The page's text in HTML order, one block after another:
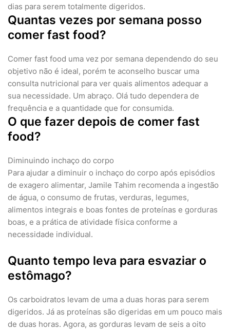
dias para serem totalmente digeridos.
Quantas vezes por semana posso
comer fast food?
Comer fast food uma vez por semana dependendo do seu
objetivo não é ideal, porém te aconselho buscar uma
consulta nutricional para ver quais alimentos adequar a
sua necessidade. Um abraço. Olá tudo dependera de
frequência e a quantidade que for consumida.
O que fazer depois de comer fast
food?
Diminuindo inchaço do corpo
Para ajudar a diminuir o inchaço do corpo após episódios
de exagero alimentar, Jamile Tahim recomenda a ingestão
de água, o consumo de frutas, verduras, legumes,
alimentos integrais e boas fontes de proteínas e gorduras
boas, e a prática de atividade física conforme a
necessidade individual.
Quanto tempo leva para esvaziar o
estômago?
Os carboidratos levam de uma a duas horas para serem
digeridos. Já as proteínas são digeridas em um pouco mais
de duas horas. Agora, as gorduras levam de seis a oito